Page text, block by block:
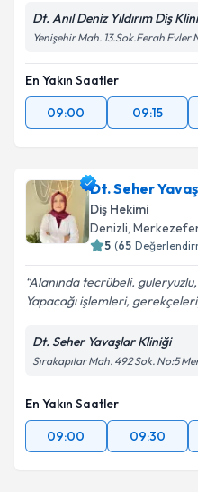
Dt. Anıl Deniz Yıldırım Diş
Yenişehir Mah. 13.Sok.Ferah Evler
En Yakın Saatler
09:00
09:15
Dt. Seher
Diş Hekimi
Denizli,
5 (65
Alanında tecrübeli.
Yapacağı işlemleri,
Dt. Seher Yavaşlar Kliniği
Sırakapılar Mah. 492 Sok. No:5
En Yakın Saatler
09:00
09:30